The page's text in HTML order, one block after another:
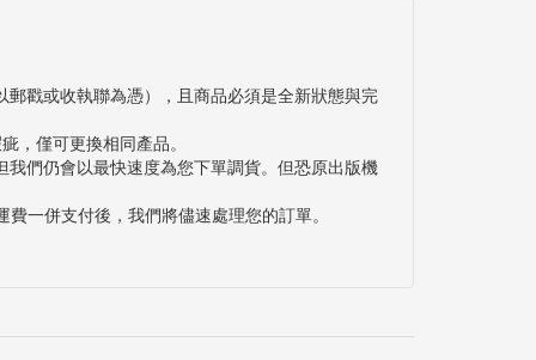
戳或收執聯為憑），且商品必須是全新狀態與完
，僅可更換相同產品。
們仍會以最快速度為您下單調貨。但恐原出版機
一併支付後，我們將儘速處理您的訂單。